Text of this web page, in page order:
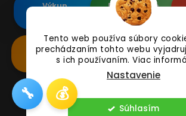
Tento web používa súbory
prechádzaním tohto webu
s ich používaním. Viac
Nastavenie
Súhlasím
Výkup
Renovované
Apple's
Renovované
Samsung's
Doplnkové
Príslušenstvo
Copyright 2026 iguru.sk. Všetky práva
🔧 💰